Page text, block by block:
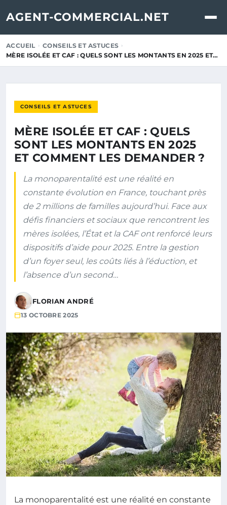
AGENT-COMMERCIAL.NET
ACCUEIL
CONSEILS ET ASTUCES
MÈRE ISOLÉE ET CAF : QUELS SONT LES MONTANTS EN 2025 ET…
CONSEILS ET ASTUCES
MÈRE ISOLÉE ET CAF : QUELS
SONT LES MONTANTS EN 2025
ET COMMENT LES DEMANDER ?
La monoparentalité est une réalité en
constante évolution en France, touchant près
de 2 millions de familles aujourd’hui. Face aux
défis financiers et sociaux que rencontrent les
mères isolées, l’État et la CAF ont renforcé leurs
dispositifs d’aide pour 2025. Entre la gestion
d’un foyer seul, les coûts liés à l’éduction, et
l’absence d’un second…
FLORIAN ANDRÉ
13 OCTOBRE 2025
La monoparentalité est une réalité en constante